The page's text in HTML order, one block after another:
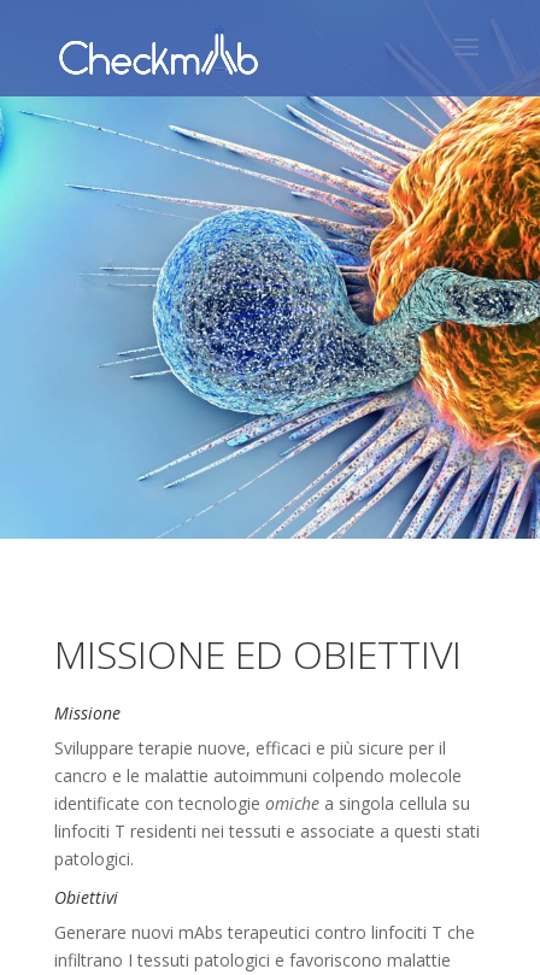
MISSIONE ED OBIETTIVI
Missione
Sviluppare terapie nuove, efficaci e più sicure per il
cancro e le malattie autoimmuni colpendo molecole
identificate con tecnologie omichea singola cellula su
linfociti T residenti nei tessuti e associate a questi stati
patologici.
Obiettivi
Generare nuovi mAbs terapeutici contro linfociti T che
infiltrano I tessuti patologici e favoriscono malattie